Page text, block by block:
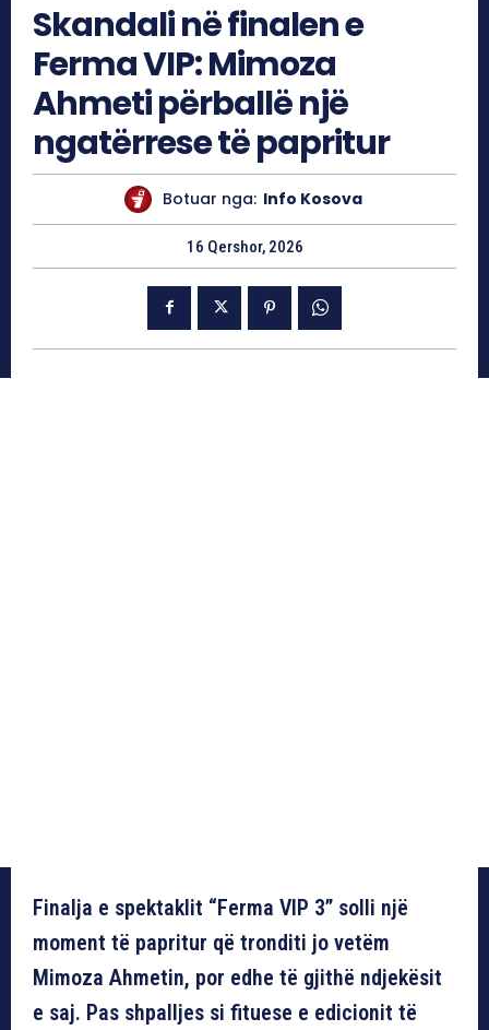
Skandali në finalen e
Ferma VIP: Mimoza
Ahmeti përballë një
ngatërrese të papritur
Botuar nga: Info Kosova
16 Qershor, 2026
Finalja e spektaklit “Ferma VIP 3” solli një
moment të papritur që tronditi jo vetëm
Mimoza Ahmetin, por edhe të gjithë ndjekësit
e saj. Pas shpalljes si fituese e edicionit të